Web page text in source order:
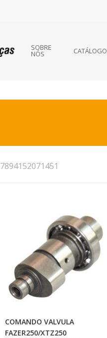
SOBRE
NÓS CATÁLOGO
7894152071451
Adicionar Ao Carrinho
COMANDO VALVULA
FAZER250/XTZ250